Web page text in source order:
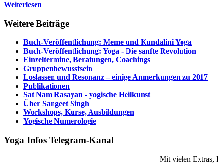
Weiterlesen
Weitere Beiträge
Buch-Veröffentlichung: Meme und Kundalini Yoga
Buch-Veröffentlichung: Yoga - Die sanfte Revolution
Einzeltermine, Beratungen, Coachings
Gruppenbewusstsein
Loslassen und Resonanz – einige Anmerkungen zu 2017
Publikationen
Sat Nam Rasayan - yogische Heilkunst
Über Sangeet Singh
Workshops, Kurse, Ausbildungen
Yogische Numerologie
Yoga Infos Telegram-Kanal
Mit vielen Extras,